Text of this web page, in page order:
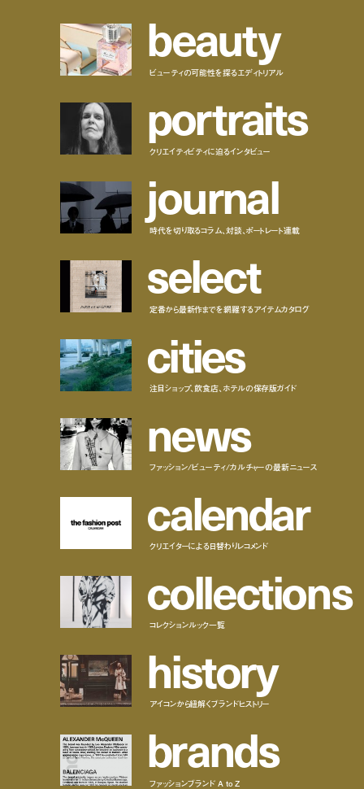
beauty
ビューティの可能性を探るエディトリアル
portraits
クリエイティビティに迫るインタビュー
journal
時代を切り取るコラム、対談、ポートレート連載
select
定番から最新作までを網羅するアイテムカタログ
cities
注目ショップ、飲食店、ホテルの保存版ガイド
news
ファッション/ビューティ/カルチャーの最新ニュース
calendar
クリエイターによる日替わりレコメンド
collections
コレクションルック一覧
history
アイコンから紐解くブランドヒストリー
brands
ファッションブランド A to Z